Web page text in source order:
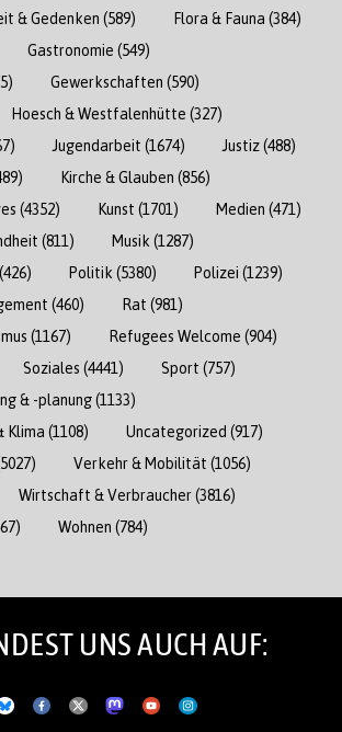
& Gedenken (589) Flora & Fauna (384)
Gastronomie (549)
Gewerkschaften (590)
Hoesch & Westfalenhütte (327)
Jugendarbeit (1674) Justiz(488)
Kirche & Glauben (856)
(4352) Kunst (1701) Medien (471)
(811) Musik (1287)
(426) Politik (5380) Polizei (1239)
(460) Rat (981)
(1167) Refugees Welcome (904)
Soziales (4441) Sport (757)
& -planung(1133)
Klima (1108) Uncategorized (917)
Verkehr & Mobilität (1056)
Wirtschaft & Verbraucher(3816)
Wohnen (784)
UNS AUCH AUF: